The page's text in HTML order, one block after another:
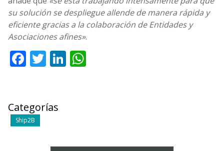
su solución se despliegue allende de manera rápida y
eficiente gracias a la colaboración de Entidades y
Asociaciones afines».
Facebook
TwitterLinkedIn
Categorías
Ship2B